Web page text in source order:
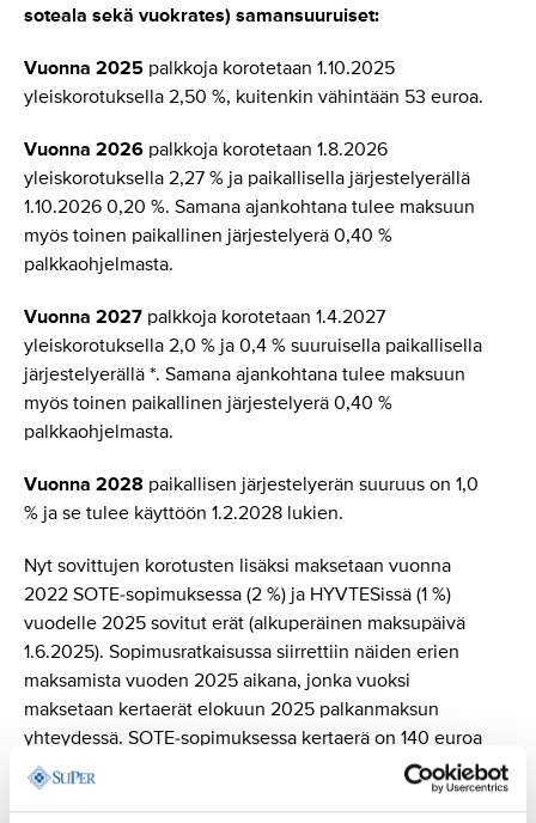
soteala sekä vuokrates) samansuuruiset:
Vuonna 2025 palkkoja korotetaan 1.10.2025
yleiskorotuksella 2,50 %, kuitenkin vähintään 53 euroa.
Vuonna 2026 palkkoja korotetaan 1.8.2026
yleiskorotuksella 2,27 % ja paikallisella järjestelyerällä
1.10.2026 0,20 %. Samana ajankohtana tulee maksuun
myös toinen paikallinen järjestelyerä 0,40 %
palkkaohjelmasta.
Vuonna 2027 palkkoja korotetaan 1.4.2027
yleiskorotuksella 2,0 % ja 0,4 % suuruisella paikallisella
järjestelyerällä *. Samana ajankohtana tulee maksuun
myös toinen paikallinen järjestelyerä 0,40 %
palkkaohjelmasta.
Vuonna 2028 paikallisen järjestelyerän suuruus on 1,0
% ja se tulee käyttöön 1.2.2028 lukien.
Nyt sovittujen korotusten lisäksi maksetaan vuonna
2022 SOTE-sopimuksessa (2 %) ja HYVTESissä (1 %)
vuodelle 2025 sovitut erät (alkuperäinen maksupäivä
1.6.2025). Sopimusratkaisussa siirrettiin näiden erien
maksamista vuoden 2025 aikana, jonka vuoksi
maksetaan kertaerät elokuun 2025 palkanmaksun
yhteydessä. SOTE-sopimuksessa kertaerä on 140 euroa
ja HYVTESissä 76 euroa.